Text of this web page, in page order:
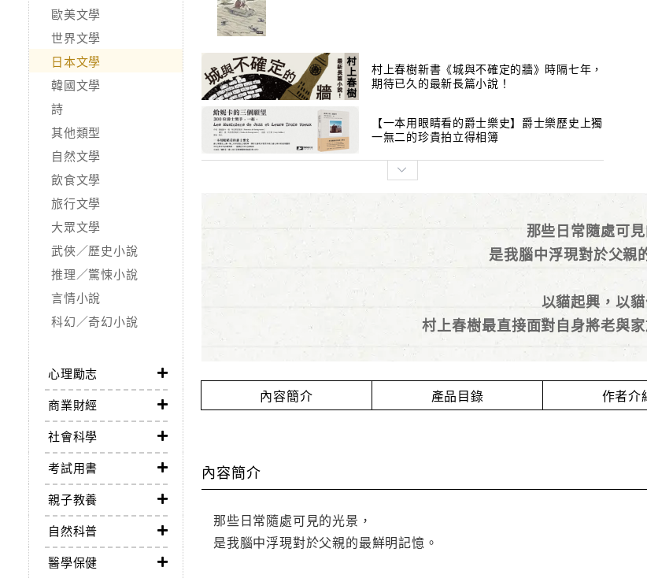
歐美文學
世界文學
日本文學
韓國文學
詩
其他類型
自然文學
飲食文學
旅行文學
大眾文學
武俠／歷史小說
推理／驚悚小說
言情小說
科幻／奇幻小說
心理勵志
商業財經
社會科學
考試用書
親子教養
自然科普
醫學保健
村上春樹新書《城與不確定的牆》時隔七年，
期待已久的最新長篇小說！
【一本用眼睛看的爵士樂史】爵士樂歷史上獨
一無二的珍貴拍立得相簿
那些日常隨處可見
是我腦中浮現對於父親
以貓起興，以貓
村上春樹最直接面對自身將老與
內容簡介 產品目錄 作者介
內容簡介
那些日常隨處可見的光景，
是我腦中浮現對於父親的最鮮明記憶。